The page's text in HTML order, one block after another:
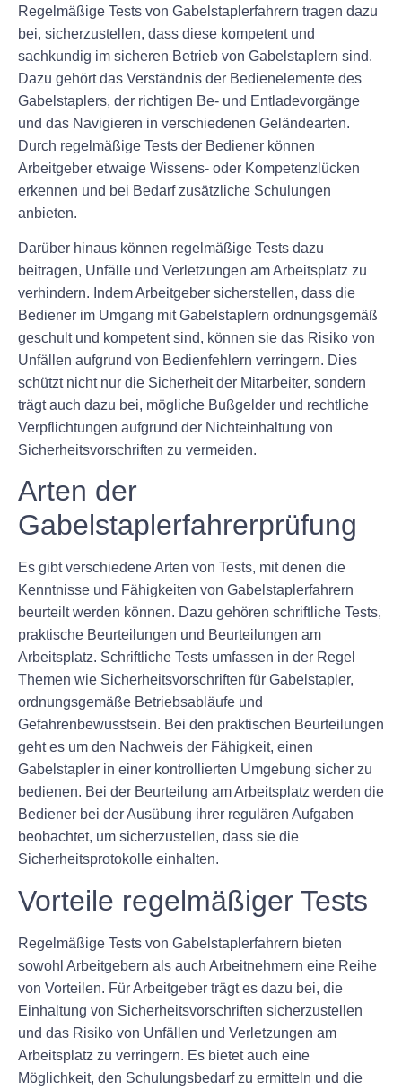
Regelmäßige Tests von Gabelstaplerfahrern tragen dazu
bei, sicherzustellen, dass diese kompetent und
sachkundig im sicheren Betrieb von Gabelstaplern sind.
Dazu gehört das Verständnis der Bedienelemente des
Gabelstaplers, der richtigen Be- und Entladevorgänge
und das Navigieren in verschiedenen Geländearten.
Durch regelmäßige Tests der Bediener können
Arbeitgeber etwaige Wissens- oder Kompetenzlücken
erkennen und bei Bedarf zusätzliche Schulungen
anbieten.
Darüber hinaus können regelmäßige Tests dazu
beitragen, Unfälle und Verletzungen am Arbeitsplatz zu
verhindern. Indem Arbeitgeber sicherstellen, dass die
Bediener im Umgang mit Gabelstaplern ordnungsgemäß
geschult und kompetent sind, können sie das Risiko von
Unfällen aufgrund von Bedienfehlern verringern. Dies
schützt nicht nur die Sicherheit der Mitarbeiter, sondern
trägt auch dazu bei, mögliche Bußgelder und rechtliche
Verpflichtungen aufgrund der Nichteinhaltung von
Sicherheitsvorschriften zu vermeiden.
Arten der
Gabelstaplerfahrerprüfung
Es gibt verschiedene Arten von Tests, mit denen die
Kenntnisse und Fähigkeiten von Gabelstaplerfahrern
beurteilt werden können. Dazu gehören schriftliche Tests,
praktische Beurteilungen und Beurteilungen am
Arbeitsplatz. Schriftliche Tests umfassen in der Regel
Themen wie Sicherheitsvorschriften für Gabelstapler,
ordnungsgemäße Betriebsabläufe und
Gefahrenbewusstsein. Bei den praktischen Beurteilungen
geht es um den Nachweis der Fähigkeit, einen
Gabelstapler in einer kontrollierten Umgebung sicher zu
bedienen. Bei der Beurteilung am Arbeitsplatz werden die
Bediener bei der Ausübung ihrer regulären Aufgaben
beobachtet, um sicherzustellen, dass sie die
Sicherheitsprotokolle einhalten.
Vorteile regelmäßiger Tests
Regelmäßige Tests von Gabelstaplerfahrern bieten
sowohl Arbeitgebern als auch Arbeitnehmern eine Reihe
von Vorteilen. Für Arbeitgeber trägt es dazu bei, die
Einhaltung von Sicherheitsvorschriften sicherzustellen
und das Risiko von Unfällen und Verletzungen am
Arbeitsplatz zu verringern. Es bietet auch eine
Möglichkeit, den Schulungsbedarf zu ermitteln und die